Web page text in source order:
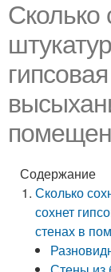
Сколько
Содержание
Сколько
сохнет
стенах в